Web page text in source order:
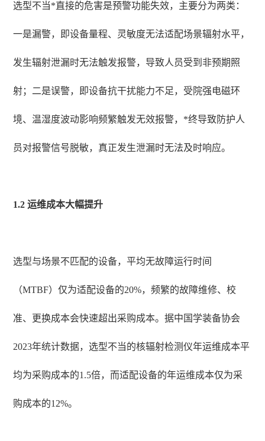
选型不当*直接的危害是预警功能失效，主要分为两类：
一是漏警，即设备量程、灵敏度无法适配场景辐射水平，
发生辐射泄漏时无法触发报警，导致人员受到非预期照
射；二是误警，即设备抗干扰能力不足，受院强电磁环
境、温湿度波动影响频繁触发无效报警，*终导致防护人
员对报警信号脱敏，真正发生泄漏时无法及时响应。
1.2 运维成本大幅提升
选型与场景不匹配的设备，平均无故障运行时间
（MTBF）仅为适配设备的20%，频繁的故障维修、校
准、更换成本会快速超出采购成本。据中国学装备协会
2023年统计数据，选型不当的核辐射检测仪年运维成本平
均为采购成本的1.5倍，而适配设备的年运维成本仅为采
购成本的12%。